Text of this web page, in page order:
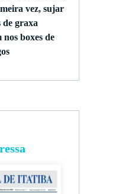
vez, sujar
de graxa
nos boxes de